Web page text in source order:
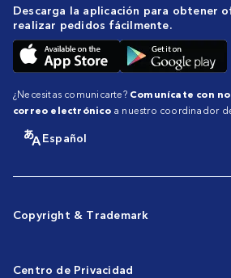
Descarga la aplicación para obtener
realizar pedidos fácilmente.
¿Necesitas comunicarte? Comunícate con
correo electrónicoa nuestro coordinador
Español
Copyright & Trademark
Centro de Privacidad